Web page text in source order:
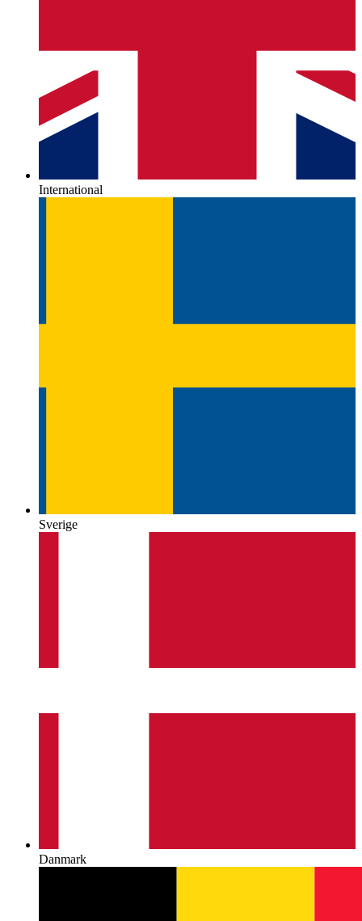
International
Sverige
Danmark